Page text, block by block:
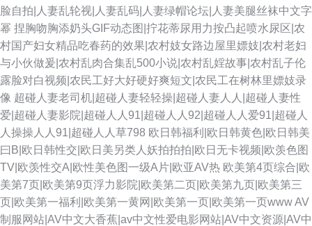
脸自拍|人妻乱轮视|人妻乱码|人妻绿帽论坛|人妻美腿丝袜中文字
幂 捏胸吻胸添奶头GIF动态图|拧花蒂尿用力按凸起喷水尿区|农
村国产妇女精品吃春药的效果|农村妓女路边屋里嫖妓|农村老妇
与小伙做爰|农村乱肉合集乱500小说|农村乱婬故事|农村乱子伦
露脸对白视频|农民工好大好硬好爽短文|农民工在树林里嫖妓录
像 超碰人妻老司机|超碰人妻轻轻操|超碰人妻人人|超碰人妻性
爱|超碰人妻影院|超碰人人91|超碰人人92|超碰人人爱91|超碰人
人操操人人91|超碰人人草798 欧日韩福利|欧日韩黄色|欧日韩美
曰B|欧日韩性交|欧日美另类人妖拍拍拍|欧日无卡视频|欧羡色图
TV|欧羡性交A|欧性美色图一级A片|欧亚AV热 欧美第4页综合|欧
美第7页|欧美第9页浮力影院|欧美第二页|欧美第九页|欧美第三
页|欧美第一福利|欧美第一黄网|欧美第一页|欧美第一页wwwAV
制服网站|AV中文大香蕉|av中文性爱电影网站|AV中文资源|AV中